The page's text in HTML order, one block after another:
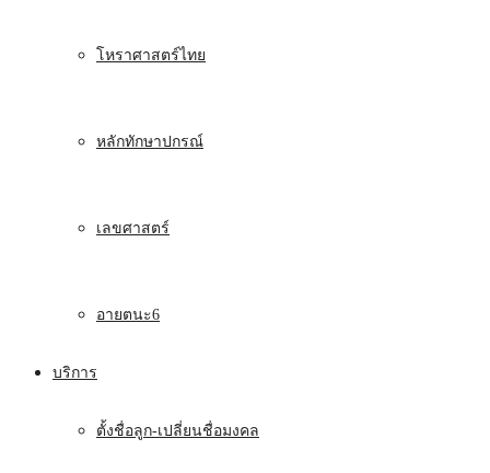
โหราศาสตร์ไทย
หลักทักษาปกรณ์
เลขศาสตร์
อายตนะ6
บริการ
ตั้งชื่อลูก-เปลี่ยนชื่อมงคล